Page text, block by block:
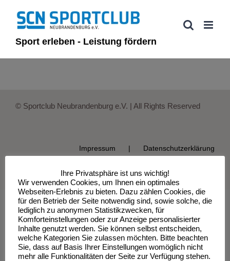
Inhalt
springenSport erleben - Leistung fördern
© Sportclub Neubrandenburg e.V. | All Rights Reserved
Impressum Datenschutzerklärung
Ihre Privatsphäre ist uns wichtig!
Wir verwenden Cookies, um Ihnen ein optimales
Webseiten-Erlebnis zu bieten. Dazu zählen Cookies, die
für den Betrieb der Seite notwendig sind, sowie solche, die
lediglich zu anonymen Statistikzwecken, für
Komforteinstellungen oder zur Anzeige personalisierter
Inhalte genutzt werden. Sie können selbst entscheiden,
welche Kategorien Sie zulassen möchten. Bitte beachten
Sie, dass auf Basis Ihrer Einstellungen womöglich nicht
mehr alle Funktionalitäten der Seite zur Verfügung stehen.